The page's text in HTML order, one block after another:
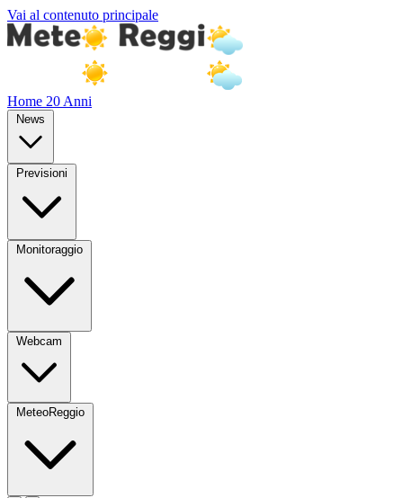
Vai al contenuto principale
Home 20 Anni
News
Previsioni
Monitoraggio
Webcam
MeteoReggio